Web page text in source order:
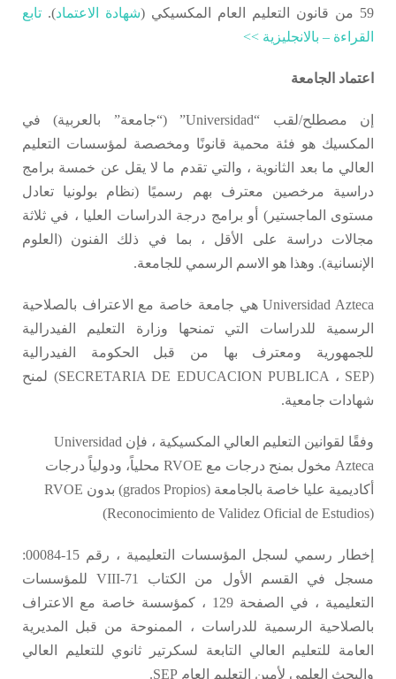
59 من قانون التعليم العام المكسيكي (
شهادة الاعتماد). تابع
القراءة – بالانجليزية >>
اعتماد الجامعة
إن مصطلح/لقب “Universidad” (“جامعة” بالعربية) في
المكسيك هو فئة محمية قانونًا ومخصصة لمؤسسات التعليم
العالي ما بعد الثانوية ، والتي تقدم ما لا يقل عن خمسة برامج
دراسية مرخصين معترف بهم رسميًا (نظام بولونيا تعادل
مستوى الماجستير) أو برامج درجة الدراسات العليا ، في ثلاثة
مجالات دراسة على الأقل ، بما في ذلك الفنون (العلوم
الإنسانية). وهذا هو الاسم الرسمي للجامعة.
Universidad Azteca هي جامعة خاصة مع الاعتراف بالصلاحية
الرسمية للدراسات التي تمنحها وزارة التعليم الفيدرالية
للجمهورية ومعترف بها من قبل الحكومة الفيدرالية
(SECRETARIA DE EDUCACION PUBLICA ، SEP) لمنح
شهادات جامعية.
وفقًا لقوانين التعليم العالي المكسيكية ، فإن Universidad
Azteca مخول بمنح درجات مع RVOE محلياً، ودولياً درجات
أكاديمية عليا خاصة بالجامعة (grados Propios) بدون RVOE
(Reconocimiento de Validez Oficial de Estudios)
إخطار رسمي لسجل المؤسسات التعليمية ، رقم 15-00084:
مسجل في القسم الأول من الكتاب 71-VIII للمؤسسات
التعليمية ، في الصفحة 129 ، كمؤسسة خاصة مع الاعتراف
بالصلاحية الرسمية للدراسات ، الممنوحة من قبل المديرية
العامة للتعليم العالي التابعة لسكرتير ثانوي للتعليم العالي
والبحث العلمي لأمين التعليم العام SEP.